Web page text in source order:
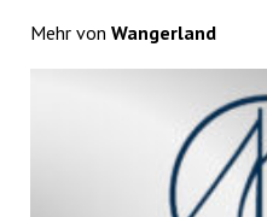
Mehr von Wangerland